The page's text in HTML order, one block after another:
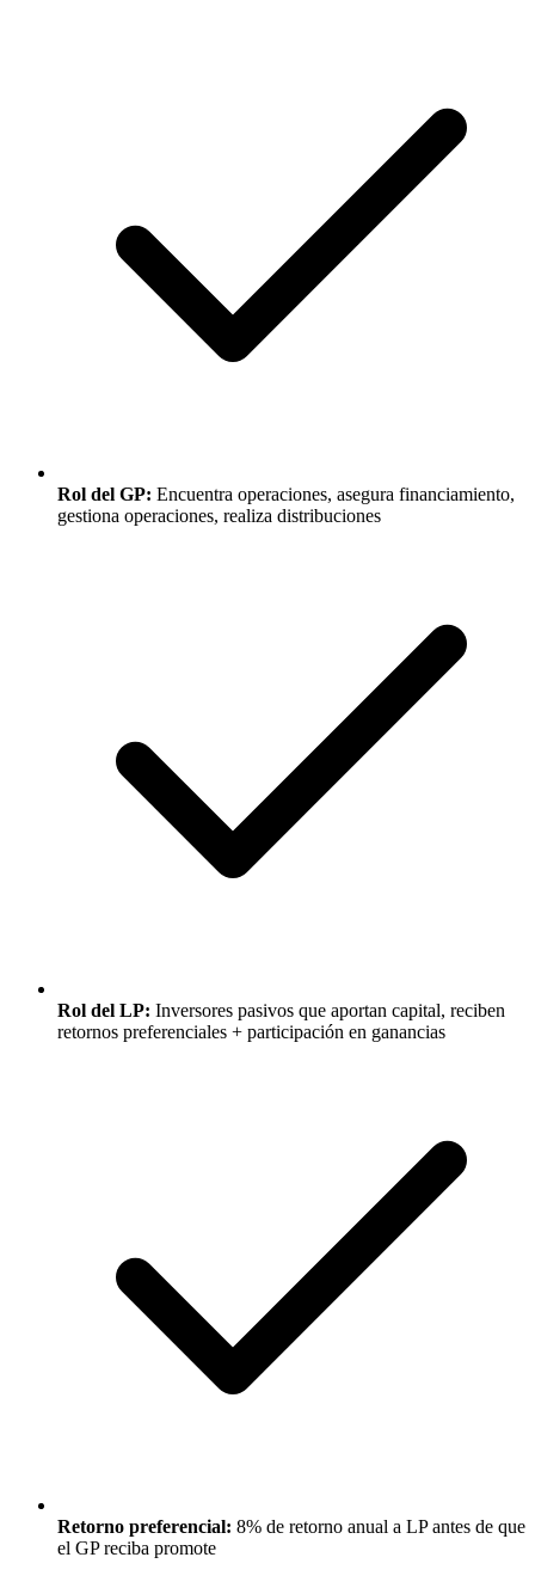
Rol del GP: Encuentra operaciones, asegura financiamiento,
gestiona operaciones, realiza distribuciones
Rol del LP: Inversores pasivos que aportan capital, reciben
retornos preferenciales + participación en ganancias
Retorno preferencial: 8% de retorno anual a LP antes de que
el GP reciba promote